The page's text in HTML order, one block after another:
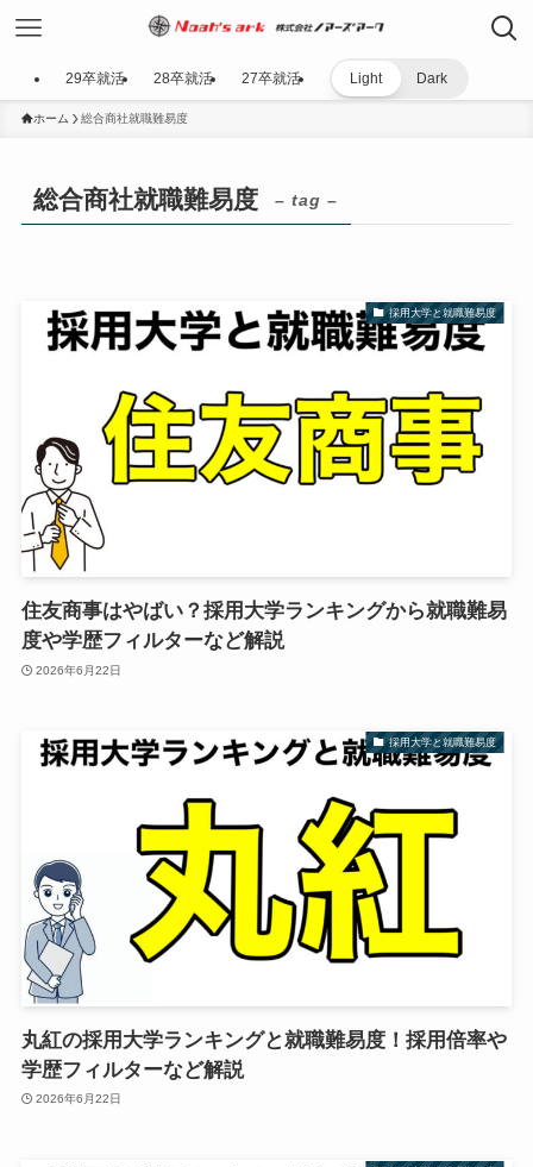
29卒就活 28卒就活 27卒就活 Light Dark
ホーム 総合商社就職難易度
総合商社就職難易度 – tag –
採用大学と就職難易度
住友商事はやばい？採用大学ランキングから就職難易
度や学歴フィルターなど解説
2026年6月22日
採用大学と就職難易度
丸紅の採用大学ランキングと就職難易度！採用倍率や
学歴フィルターなど解説
2026年6月22日